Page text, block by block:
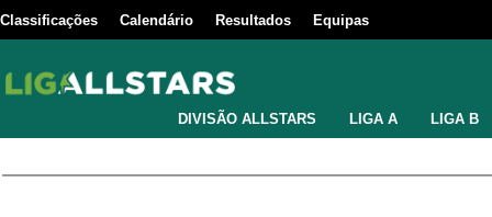
Classificações Calendário Resultados Equipas
DIVISÃO ALLSTARS LIGA A LIGA B